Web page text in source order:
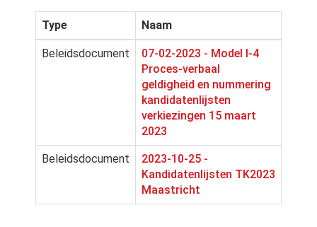
Type Naam
Beleidsdocument
07-02-2023 - Model I-4
Proces-verbaal
geldigheid en nummering
kandidatenlijsten
verkiezingen 15 maart
2023
Beleidsdocument
2023-10-25 -
Kandidatenlijsten TK2023
Maastricht